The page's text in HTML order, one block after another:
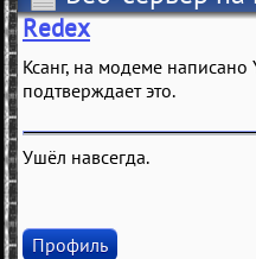
Redex
Ксанг, на модеме написано
подтверждает это.
Ушёл навсегда.
Профиль